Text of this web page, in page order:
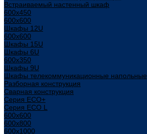
Встраиваемый настенный шкаф
600x450
600x600
Шкафы 12U
600x600
Шкафы 15U
Шкафы 6U
600x350
Шкафы 9U
Шкафы телекоммуникационные напольные
Разборная конструкция
Сварная конструкция
Серия ECO+
Серия ECO L
600x600
600x800
600х1000